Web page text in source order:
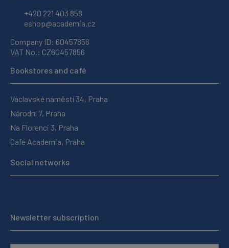
+420 221 403 858
eshop@academia.cz
Company ID: 60457856
VAT No.: CZ60457856
Bookstores and café
Václavské náměstí 34, Praha
Národní 7, Praha
Na Florenci 3, Praha
Cafe Academia, Praha
Social networks
Newsletter subscription